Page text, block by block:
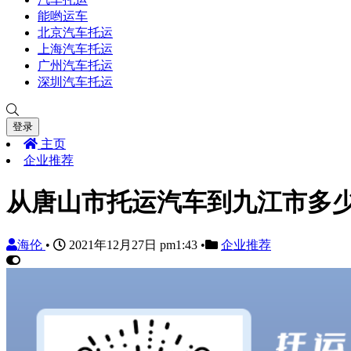
能哟运车
北京汽车托运
上海汽车托运
广州汽车托运
深圳汽车托运
登录
主页
企业推荐
从唐山市托运汽车到九江市多
海伦 • 2021年12月27日 pm1:43 • 企业推荐